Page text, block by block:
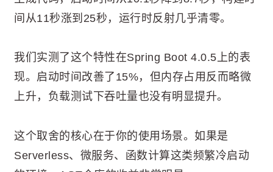
间从11秒涨到25秒，运行时反射几乎清零。
我们实测了这个特性在Spring Boot 4.0.5上的表
现。启动时间改善了15%，但内存占用反而略微
上升，负载测试下吞吐量也没有明显提升。
这个取舍的核心在于你的使用场景。如果是
Serverless、微服务、函数计算这类频繁冷启动